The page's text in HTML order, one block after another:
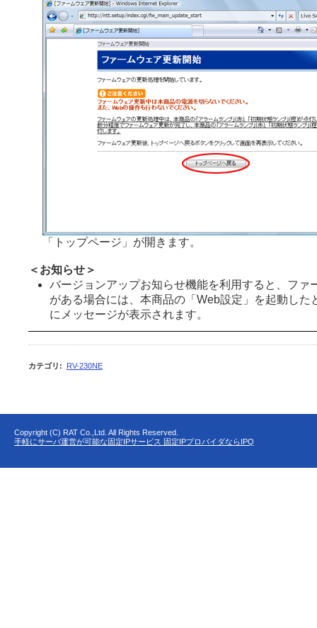
「トップページ」が開きます。
＜お知らせ＞
バージョンアップお知らせ機能を利用すると、ファ
がある場合には、本商品の「Web設定」を起動した
にメッセージが表示されます。
カテゴリ : RV-230NE
Copyright (C) RAT Co.,Ltd. All Rights Reserved.
手軽にサーバ運営が可能な固定IPサービス 固定IPプロバイダならIPQ